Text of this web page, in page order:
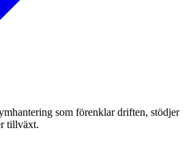
som förenklar driften, stödjer
tillväxt.